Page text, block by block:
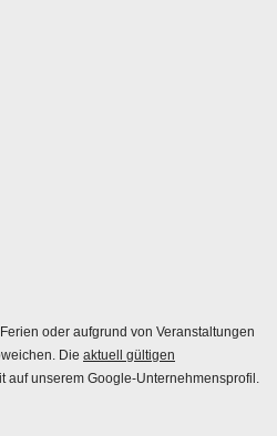
oder aufgrund von Veranstaltungen
Die aktuell gültigen
auf unserem Google-Unternehmensprofil.